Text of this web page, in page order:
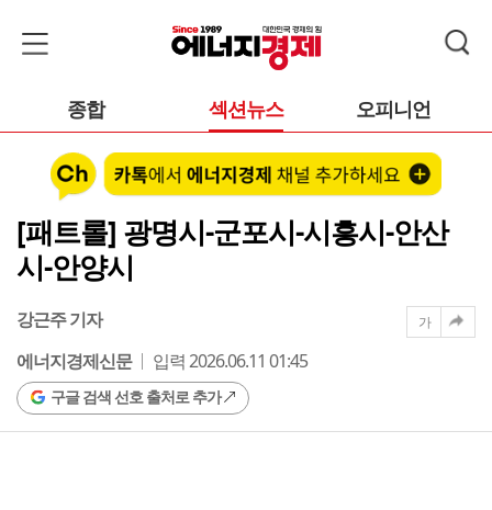
종합 섹션뉴스 오피니언
[패트롤] 광명시-군포시-시흥시-안산
시-안양시
강근주 기자
에너지경제신문
입력 2026.06.11 01:45
구글 검색 선호 출처로 추가
가